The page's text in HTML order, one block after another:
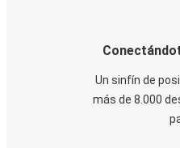
Un sinfín de
más de 8.000